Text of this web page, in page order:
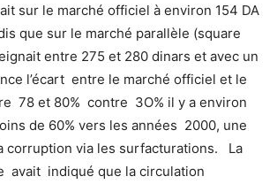
sur le marché officiel à environ 154 DA
que sur le marché parallèle (square
entre 275 et 280 dinars et avec un
l’écart entre le marché officiel et le
78 et 80% contre 3O% il y a environ
de 60% vers les années 2000, une
corruption via les surfacturations. La
avait indiqué que la circulation